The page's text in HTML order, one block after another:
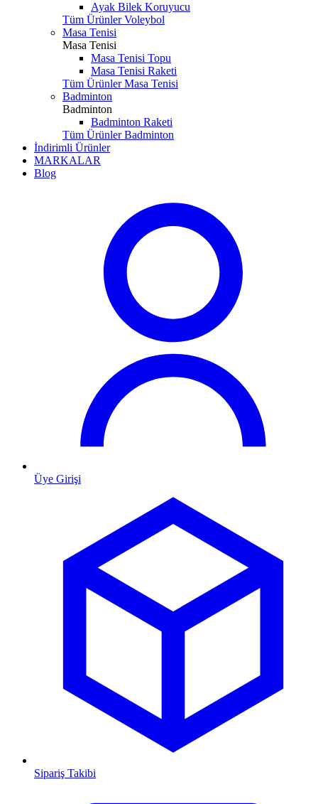
Ayak Bilek Koruyucu
Tüm Ürünler Voleybol
Masa Tenisi
Masa Tenisi
Masa Tenisi Topu
Masa Tenisi Raketi
Tüm Ürünler Masa Tenisi
Badminton
Badminton
Badminton Raketi
Tüm Ürünler Badminton
İndirimli Ürünler
MARKALAR
Blog
Üye Girişi
Sipariş Takibi